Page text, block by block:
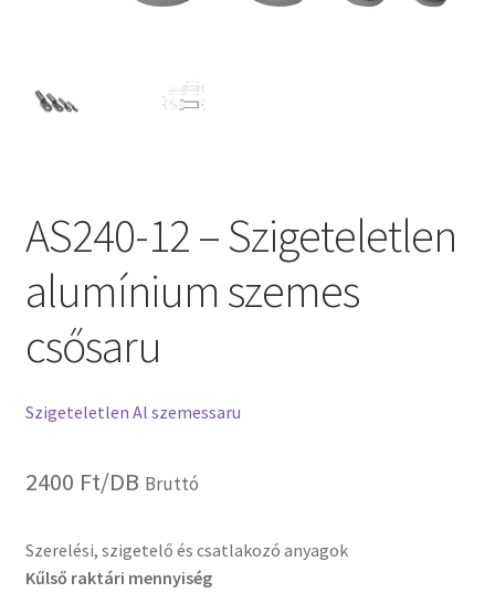
AS240-12 – Szigeteletlen
alumínium szemes
csősaru
Szigeteletlen Al szemessaru
2400 Ft/DB Bruttó
Szerelési, szigetelő és csatlakozó anyagok
Kűlső raktári mennyiség